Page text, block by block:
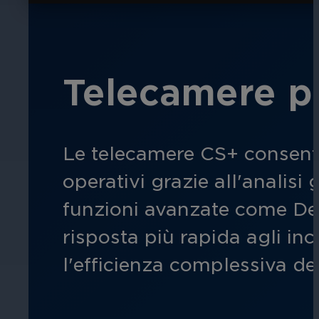
Ospitalità
Migliorate la sicurezza degli
della vostra struttura.
Telecamere
Le telecamere CS+
operativi grazie all'analisi
funzioni avanzate come
risposta più rapida agli
l'efficienza complessiva